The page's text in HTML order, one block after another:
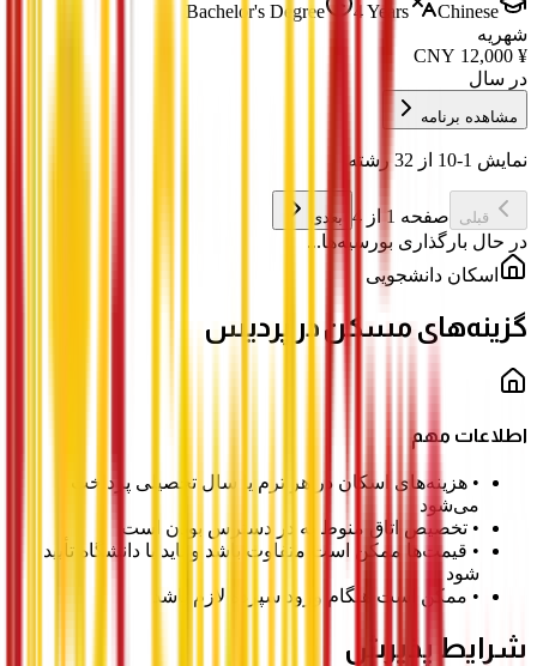
Bachelor's Degree 4 Years
Chinese
شهریه
¥
12,000
در سال
مشاهده برنامه
نمایش 1-10 از 32 رشته
قبلی صفحه 1 از 4 بعدی
در حال بارگذاری بورسیه‌ها...
اسکان دانشجویی
گزینه‌های مسکن در پردیس
اطلاعات مهم
• هزینه‌های اسکان در هر ترم یا سال تحصیلی پرداخت
می‌شود
• تخصیص اتاق منوط به در دسترس بودن است
• قیمت‌ها ممکن است متفاوت باشد و باید با دانشگاه تأیید
شود
• ممکن است هنگام ورود سپرده لازم باشد
شرایط پذیرش